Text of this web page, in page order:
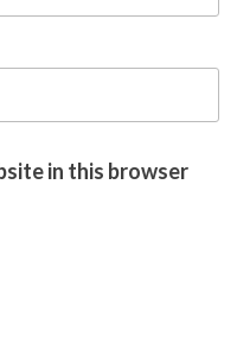
in this browser